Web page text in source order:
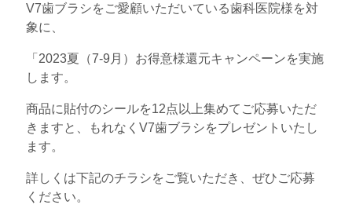
V7歯ブラシをご愛顧いただいている歯科医院様を対
象に、
「2023夏（7-9月）お得意様還元キャンペーンを実施
します。
商品に貼付のシールを12点以上集めてご応募いただ
きますと、もれなくV7歯ブラシをプレゼントいたし
ます。
詳しくは下記のチラシをご覧いただき、ぜひご応募
ください。